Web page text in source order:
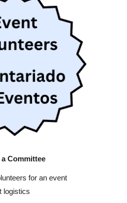
Committee
for an event
logistics